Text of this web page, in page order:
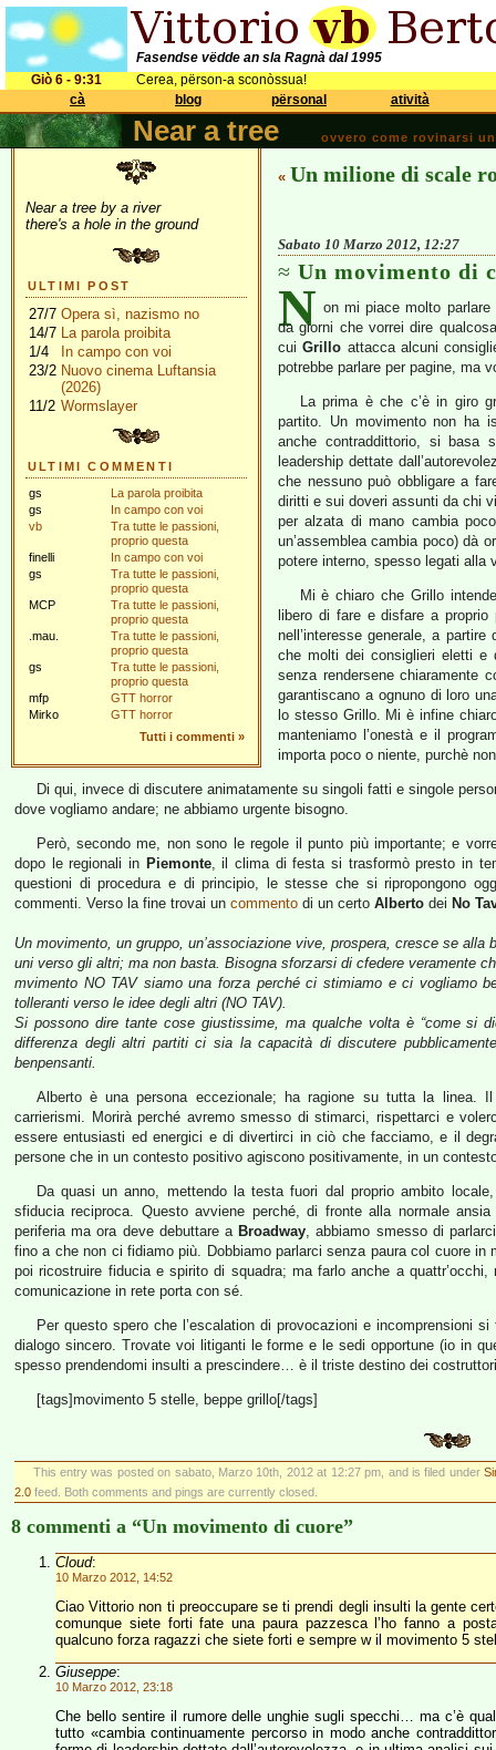
Fasendse vëdde an sla Ragnà dal 1995
Giò 6 - 9:31
Cerea, përson-a sconòssua!
cà
blog përsonal atività
Near a tree ovvero come rovinarsi
Near a tree by a river
there's a hole in the ground
ULTIMI POST
27/7 Opera sì, nazismo no
14/7 La parola proibita
1/4
In campo con voi
23/2 Nuovo cinema Luftansia
(2026)
11/2 Wormslayer
ULTIMI COMMENTI
gs
La parola proibita
gs
In campo con voi
vb
Tra tutte le passioni,
proprio questa
finelli
In campo con voi
gs
Tra tutte le passioni,
proprio questa
MCP
Tra tutte le passioni,
proprio questa
.mau.
Tra tutte le passioni,
proprio questa
gs
Tra tutte le passioni,
proprio questa
mfp
GTT horror
Mirko
GTT horror
Tutti i commenti »
« Un milione di scale
Sabato 10 Marzo 2012, 12:27
Un movimento di
N on mi piace molto
da giorni che vorrei dire
cuiGrillo attacca alcuni
potrebbe parlare per pagine, ma
La prima è che c’è in giro
partito. Un movimento non ha
anche contraddittorio, si basa
leadership dettate
che nessuno può obbligare a
diritti e sui doveri assunti da chi
per alzata di mano cambia
un’assemblea cambia poco) dà
potere interno, spesso legati alla
Mi è chiaro che Grillo
libero di fare e disfare a
nell’interesse generale, a
che molti dei consiglieri eletti
senza rendersene chiaramente
garantiscano a ognuno di loro
lo stesso Grillo. Mi è infine
manteniamo l’onestà e il
importa poco o niente, purchè
Di qui, invece di discutere animatamente su singoli fatti e singole
dove vogliamo andare; ne abbiamo urgente bisogno.
Però, secondo me, non sono le regole il punto più importante; e
dopo le regionali in Piemonte, il clima di festa si trasformò presto in
questioni di procedura e di principio, le stesse che si ripropongono
commenti. Verso la fine trovai un commento di un certo Alberto dei No
Un movimento, un gruppo, un’associazione vive, prospera, cresce se
uni verso gli altri; ma non basta. Bisogna sforzarsi di cfedere veramente
mvimento NO TAV siamo una forza perché ci stimiamo e ci vogliamo
tolleranti verso le idee degli altri (NO TAV).
Si possono dire tante cose giustissime, ma qualche volta è “come si
differenza degli altri partiti ci sia la capacità di discutere
benpensanti.
Alberto è una persona eccezionale; ha ragione su tutta la linea.
carrierismi. Morirà perché avremo smesso di stimarci, rispettarci e
essere entusiasti ed energici e di divertirci in ciò che facciamo, e il
persone che in un contesto positivo agiscono positivamente, in un
Da quasi un anno, mettendo la testa fuori dal proprio ambito
sfiducia reciproca. Questo avviene perché, di fronte alla normale
periferia ma ora deve debuttare a Broadway, abbiamo smesso di
fino a che non ci fidiamo più. Dobbiamo parlarci senza paura col cuore in
poi ricostruire fiducia e spirito di squadra; ma farlo anche a
comunicazione in rete porta con sé.
Per questo spero che l’escalation di provocazioni e incomprensioni
dialogo sincero. Trovate voi litiganti le forme e le sedi opportune (io in
spesso prendendomi insulti a prescindere… è il triste destino dei
[tags]movimento 5 stelle, beppe grillo[/tags]
This entry was posted on sabato, Marzo 10th, 2012 at 12:27 pm, and is filed under
2.0 feed. Both comments and pings are currently closed.
8 commenti a “Un movimento di cuore”
Cloud:
10 Marzo 2012, 14:52
Ciao Vittorio non ti preoccupare se ti prendi degli insulti la gente
comunque siete forti fate una paura pazzesca l’ho fanno a
qualcuno forza ragazzi che siete forti e sempre w il movimento 5
Giuseppe:
10 Marzo 2012, 23:18
Che bello sentire il rumore delle unghie sugli specchi… ma c’è
tutto «cambia continuamente percorso in modo anche